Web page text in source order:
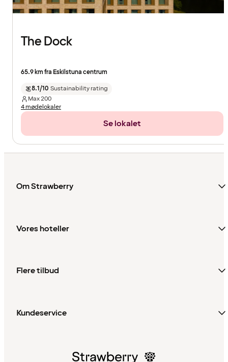
The Dock
65.9 km fra Eskilstuna centrum
8.1/10 Sustainability rating
Max200
4 mødelokaler
Se lokalet
Om Strawberry
Vores hoteller
Flere tilbud
Kundeservice